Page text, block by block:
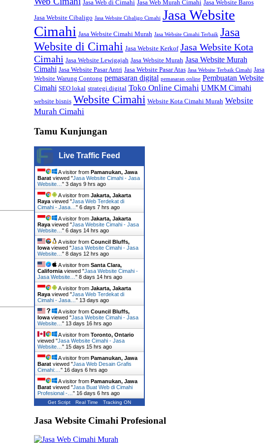
Jasa Web di Cimahi Jasa Web Murah Cimahi Jasa Website Baros
Jasa Website Cibaligo Jasa Website Cibaligo Cimahi Jasa Website
Cimahi Jasa Website Cimahi Murah Jasa Website Cimahi Terbaik Jasa
Website di Cimahi Jasa Website Kerkof Jasa Website Kota
Cimahi Jasa Website Lewigajah Jasa Website Murah Jasa Website Murah
Cimahi Jasa Website Pasar Antri Jasa Website Pasar Atas Jasa Website Terbaik Cimahi Jasa
Website Warung Contong pemasaran digital pemasaran online Pembuatan Website
Cimahi SEO lokal strategi digital Toko Online Cimahi UMKM Cimahi
website bisnis Website Cimahi Website Kota Cimahi Murah Website
Murah Cimahi
Tamu Kunjungan
Live Traffic Feed
A visitor from Pamanukan, Jawa
Baratviewed "Jasa Website Cimahi - Jasa
Website… " 3 days 9 hrs ago
A visitor from Jakarta, Jakarta
Rayaviewed "Jasa Web Terdekat di
Cimahi - Jasa… " 6 days 7 hrs ago
A visitor from Jakarta, Jakarta
Rayaviewed "Jasa Website Cimahi - Jasa
Website… " 6 days 14 hrs ago
A visitor from Council Bluffs,
Iowaviewed "Jasa Website Cimahi - Jasa
Website… " 8 days 12 hrs ago
A visitor from Santa Clara,
Californiaviewed "Jasa Website Cimahi -
Jasa Website… " 8 days 14 hrs ago
A visitor from Jakarta, Jakarta
Rayaviewed "Jasa Web Terdekat di
Cimahi - Jasa… " 13 days ago
A visitor from Council Bluffs,
Iowaviewed "Jasa Website Cimahi - Jasa
Website… " 13 days 16 hrs ago
A visitor from Toronto, Ontario
viewed "Jasa Website Cimahi - Jasa
Website… " 15 days 15 hrs ago
A visitor from Pamanukan, Jawa
Baratviewed "Jasa Web Desain Grafis
Cimahi:… " 16 days 6 hrs ago
A visitor from Pamanukan, Jawa
Baratviewed "Jasa Buat Web di Cimahi
Profesional -… " 16 days 6 hrs ago
Get Script Real Time Tracking ON
Jasa Website Cimahi Profesional